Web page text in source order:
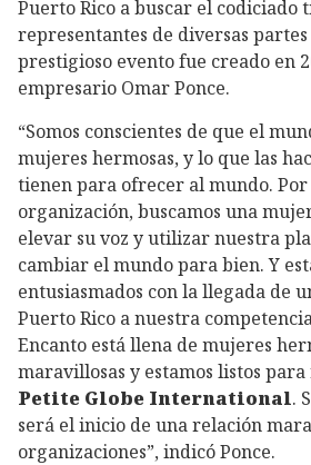
Puerto Rico a buscar el codiciado
representantes de diversas
prestigioso evento fue creado en
empresario Omar Ponce.
“Somos conscientes de que el
mujeres hermosas, y lo que las
tienen para ofrecer al mundo. Por
organización, buscamos una
elevar su voz y utilizar nuestra
cambiar el mundo para bien. Y
entusiasmados con la llegada de
Puerto Rico a nuestra
Encanto está llena de mujeres
maravillosas y estamos listos
Petite Globe International.
será el inicio de una relación
organizaciones”, indicó Ponce.